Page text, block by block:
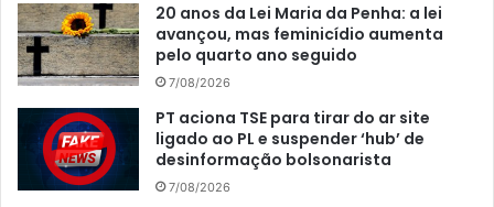
20 anos da Lei Maria da Penha: a lei
avançou, mas feminicídio aumenta
pelo quarto ano seguido
7/08/2026
PT aciona TSE para tirar do ar site
ligado ao PL e suspender ‘hub’ de
desinformação bolsonarista
7/08/2026